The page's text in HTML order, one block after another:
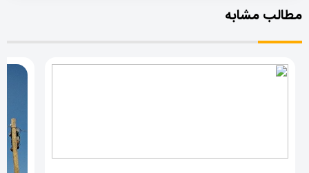
مطالب مشابه